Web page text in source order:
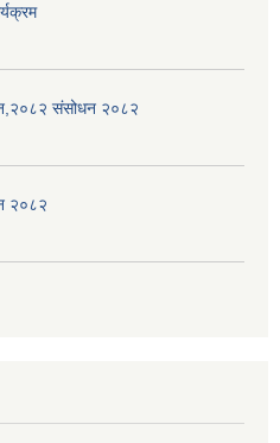
संसोधन २०८२
२०८२